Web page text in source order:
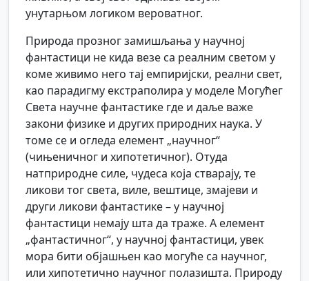
унутарњом логиком вероватног.
Природа прозног замишљања у научној
фантастици не кида везе са реалним светом у
коме живимо него тај емпиријски, реални свет,
као парадигму екстраполира у моделе Могућег
Света научне фантастике где и даље важе
закони физике и других природних наука. У
томе се и огледа елемент „научног“
(чињеничног и хипотетичног). Отуда
натприродне силе, чудеса која стварају, те
ликови тог света, виле, вештице, змајеви и
други ликови фантастике – у научној
фантастици немају шта да траже. А елемент
„фантастичног“, у научној фантастици, увек
мора бити објашњен као могуће са научног,
или хипотетично научног полазишта. Природу